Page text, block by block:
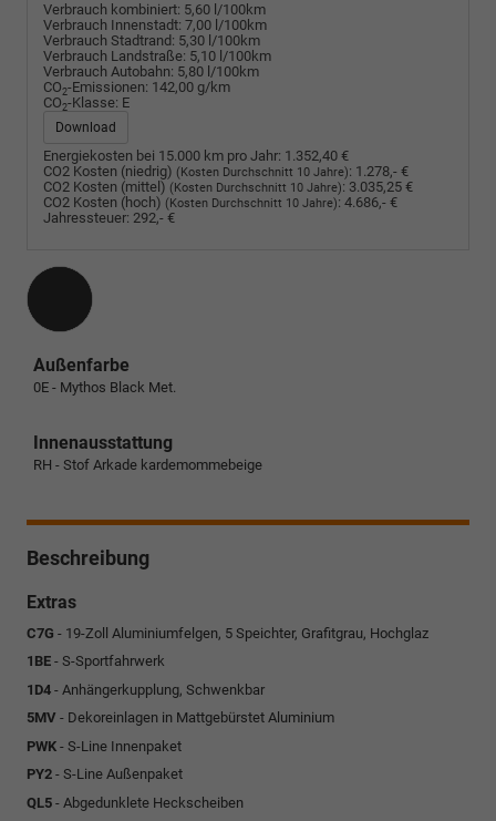
Verbrauch kombiniert: 5,60 l/100km
Verbrauch Innenstadt: 7,00 l/100km
Verbrauch Stadtrand: 5,30 l/100km
Verbrauch Landstraße: 5,10 l/100km
Verbrauch Autobahn: 5,80 l/100km
CO2-Emissionen: 142,00 g/km
CO2-Klasse: E
Download
Energiekosten bei 15.000 km pro Jahr: 1.352,40 €
CO2 Kosten (niedrig) (Kosten Durchschnitt 10 Jahre): 1.278,- €
CO2 Kosten (mittel) (Kosten Durchschnitt 10 Jahre): 3.035,25 €
CO2 Kosten (hoch) (Kosten Durchschnitt 10 Jahre): 4.686,- €
Jahressteuer: 292,- €
Außenfarbe
0E - Mythos Black Met.
Innenausstattung
RH - Stof Arkade kardemommebeige
Beschreibung
Extras
C7G - 19-Zoll Aluminiumfelgen, 5 Speichter, Grafitgrau, Hochglaz
1BE - S-Sportfahrwerk
1D4 - Anhängerkupplung, Schwenkbar
5MV - Dekoreinlagen in Mattgebürstet Aluminium
PWK - S-Line Innenpaket
PY2 - S-Line Außenpaket
QL5 - Abgedunklete Heckscheiben